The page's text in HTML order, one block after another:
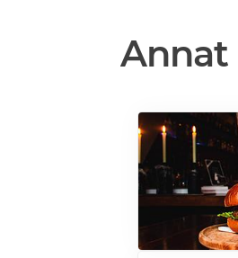
Annat